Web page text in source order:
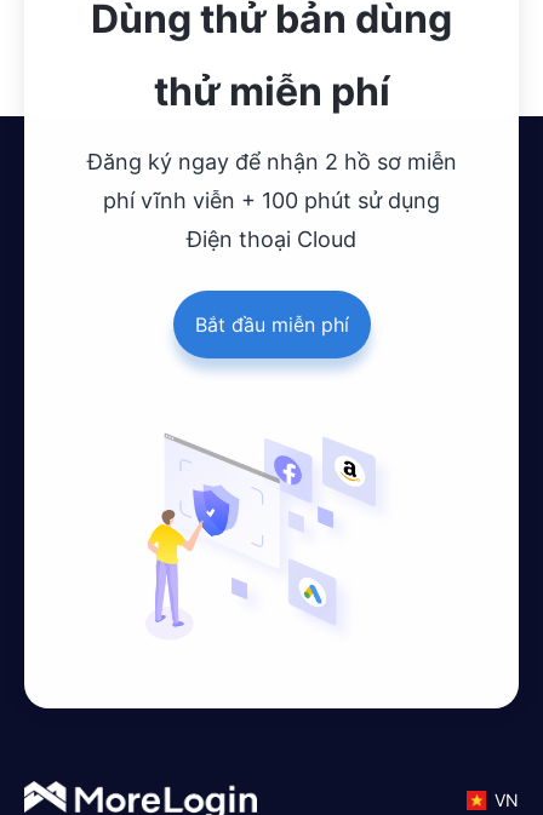
Dùng thử bản dùng
thử miễn phí
Đăng ký ngay để nhận 2 hồ sơ miễn
phí vĩnh viễn + 100 phút sử dụng
Điện thoại Cloud
Bắt đầu miễn phí
VN